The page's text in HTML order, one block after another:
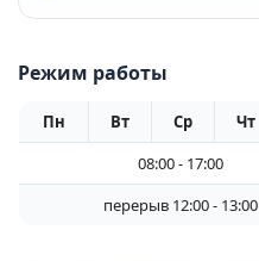
Режим работы
Пн Вт Ср Чт
08:00 - 17:00
перерыв 12:00 - 13:00